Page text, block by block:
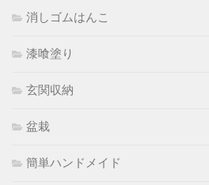
消しゴムはんこ
漆喰塗り
玄関収納
盆栽
簡単ハンドメイド